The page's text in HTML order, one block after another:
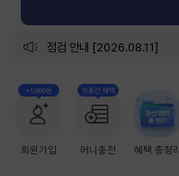
점검 안내 [2026.08.11]
+1,000원
회원가입
첫충전 혜택
머니충전 혜택 총정리